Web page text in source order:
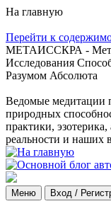
На главную
Перейти к
МЕТАИССКРА -
Исследования
Разумом Абсолюта
Ведомые медитации
природных
практики,
реальности и наших
Меню Вход /